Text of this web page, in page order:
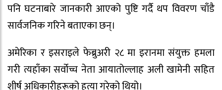
पनि घटनाबारे जानकारी आएको पुष्टि गर्दै थप विवरण चाँडै
सार्वजनिक गरिने बताएका छन्।
अमेरिका र इसराइले फेब्रुअरी २८ मा इरानमा संयुक्त हमला
गरी त्यहाँका सर्वोच्च नेता आयातोल्लाह अली खामेनी सहित
शीर्ष अधिकारीहरूको हत्या गरेको थियो।